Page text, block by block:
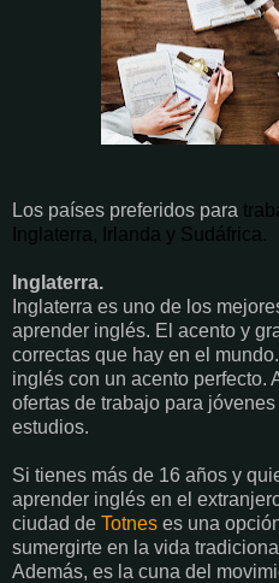
Los países preferidos para
Inglaterra, Irlanda y Sudáfrica.
Inglaterra.
Inglaterra es uno de los
aprender inglés. El acento y
correctas que hay en el
inglés con un acento perfecto.
ofertas de trabajo para
estudios.
Si tienes más de 16 años y
aprender inglés en el
ciudad de Totnes es una
sumergirte en la vida
Además, es la cuna del